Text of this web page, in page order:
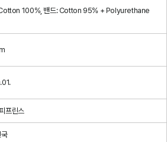
100%, 밴드: Cotton 95% + Polyurethane
프린스